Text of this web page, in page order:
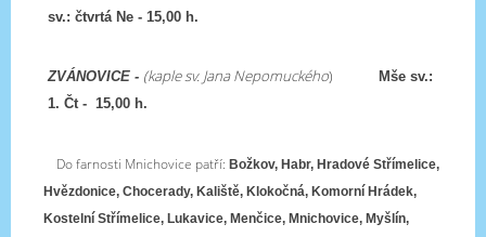
sv.: čtvrtá Ne - 15,00 h.
ZVÁNOVICE - (kaple sv. Jana Nepomuckého)Mše sv.:
1. Čt - 15,00 h.
Do farnosti Mnichovice patří: Božkov, Habr, Hradové Střímelice,
Hvězdonice, Chocerady, Kaliště, Klokočná, Komorní Hrádek,
Kostelní Střímelice, Lukavice, Menčice, Mnichovice, Myšlín,